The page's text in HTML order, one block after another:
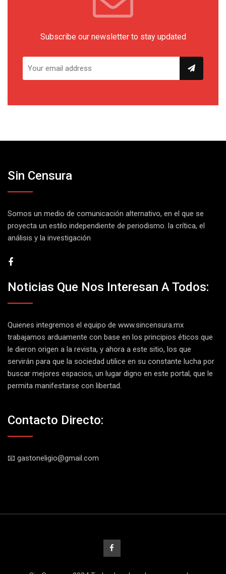
Subscribe our newsletter to stay updated
Sin Censura
Somos un medio de comunicación alternativo, en el que se
proyecta un estilo independiente de periodismo. la crítica, el
análisis y la investigación
Noticias Que Nos Interesan A Todos:
Quienes integremos el equipo de www.sincensura.mx
trabajamos arduamente con base en los principios éticos que
le dieron origen a la revista, y ahora a este sitio, los que
servirán para que la sociedad utilice en su constante lucha por
buscar mejores espacios, un lugar digno en este portal, que le
permita manifestarse con libertad.
Contacto Directo:
📧 gastoneligio@gmail.com